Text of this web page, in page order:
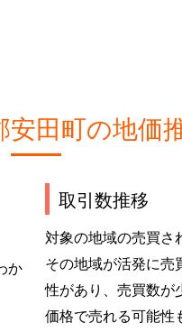
安田町の地価
か
取引数推移
対象の地域の売買さ
その地域が活発に
性があり、売買数が
価格で売れる可能性